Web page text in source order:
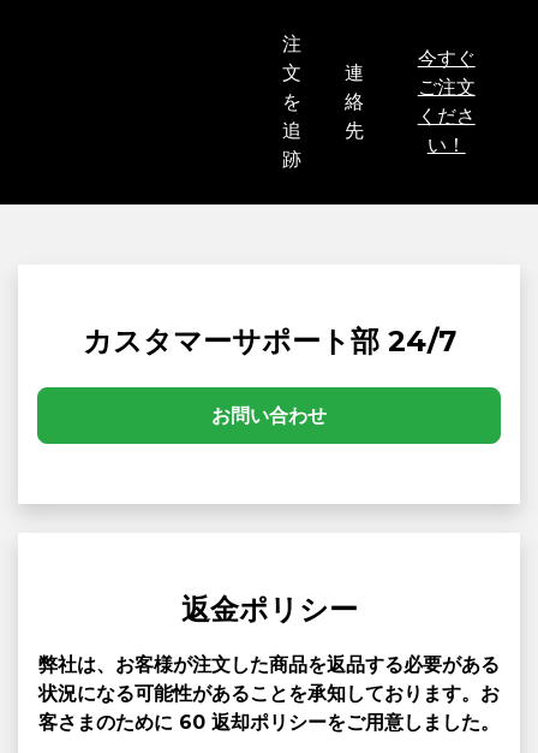
注
文
を
追
跡
連
絡
先
今すぐ
ご注文
くださ
い！
カスタマーサポート部 24/7
お問い合わせ
返金ポリシー
弊社は、お客様が注文した商品を返品する必要がある
状況になる可能性があることを承知しております。お
客さまのために 60 返却ポリシーをご用意しました。